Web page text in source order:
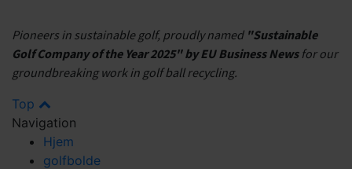
Pioneers in sustainable golf, proudly named "Sustainable
Golf Company of the Year 2025" by EU Business Newsfor our
groundbreaking work in golf ball recycling.
Top
Navigation
Hjem
golfbolde